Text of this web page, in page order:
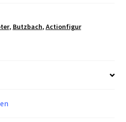
, Butzbach, Actionfigur